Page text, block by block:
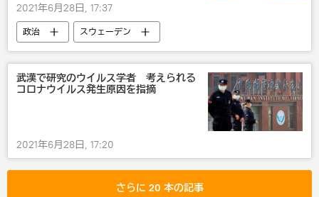
2021年6月28日, 17:37
政治 スウェーデン
武漢で研究のウイルス学者 考えられる
コロナウイルス発生原因を指摘
2021年6月28日, 17:20
さらに 20 本の記事